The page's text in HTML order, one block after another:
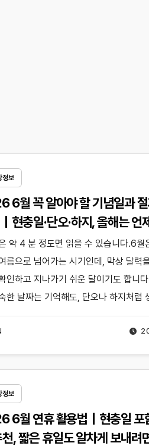
정보
6월 꼭 알아야 할 기념일과
현충일·단오·하지, 올해는 언
약 4 분 정도면 읽을 수 있습니다.6월
름으로 넘어가는 시기인데, 막상 달력
인하고 지나가기 쉬운 달이기도 합니
한 날짜는 기억해도, 단오나 하지처럼
정보
6월 연휴 활용법｜현충일 포
, 짧은 휴일도 알차게 보내려